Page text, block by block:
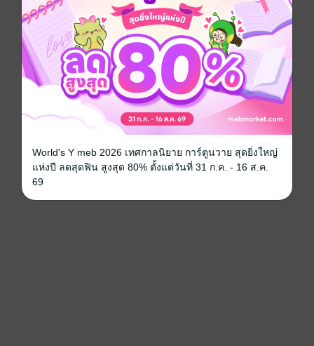
World's Y meb 2026 เทศกาลนิยาย การ์ตูนวาย สุดยิ่งใหญ่
แห่งปี ลดสุดฟิน สูงสุด 80% ตั้งแต่วันที่ 31 ก.ค. - 16 ส.ค.
69